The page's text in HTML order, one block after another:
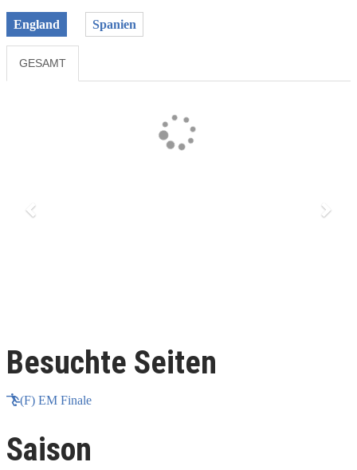
England Spanien
GESAMT
Besuchte Seiten
(F) EM Finale
Saison